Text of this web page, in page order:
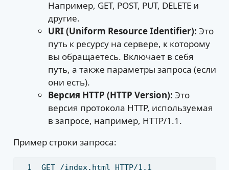
Например, GET, POST, PUT, DELETE и
другие.
URI (Uniform Resource Identifier): Это
путь к ресурсу на сервере, к которому
вы обращаетесь. Включает в себя
путь, а также параметры запроса (если
они есть).
Версия HTTP (HTTP Version): Это
версия протокола HTTP, используемая
в запросе, например, HTTP/1.1.
Пример строки запроса:
GET /index.html HTTP/1.1